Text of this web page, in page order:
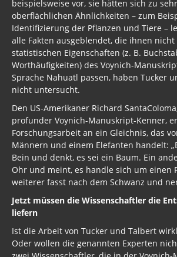
beispielsweise vor, sie hätten sich zu
oberflächlichen Ähnlichkeiten – zum
Identifizierung der Pflanzen und Tiere –
alle Fakten ausgeblendet, die ihnen
statistischen Eigenschaften (z. B.
Worthäufigkeiten) des Voynich-
Sprache Nahuatl passen, haben Tucker
nicht untersucht.
Den US-Amerikaner Richard
profunder Voynich-Manuskript-Kenner,
Forschungsarbeit an ein Gleichnis, das
Männern und einem Elefanten handelt:
Bein und denkt, es sei ein Baum. Ein
Ohr und meint, es handle sich um einen
weiterer fasst nach dem Schwanz und
Jetzt müssen die Wissenschaftler die
liefern
Ist die Arbeit von Tucker und Talbert
Oder wollen die genannten Experten